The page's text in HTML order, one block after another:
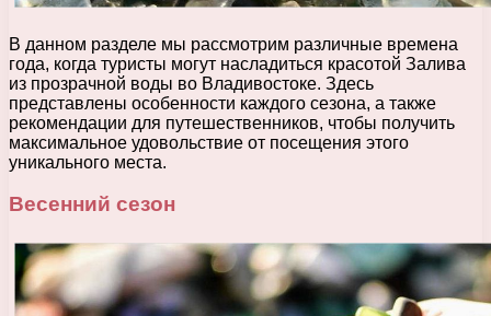
В данном разделе мы рассмотрим различные времена
года, когда туристы могут насладиться красотой Залива
из прозрачной воды во Владивостоке. Здесь
представлены особенности каждого сезона, а также
рекомендации для путешественников, чтобы получить
максимальное удовольствие от посещения этого
уникального места.
Весенний сезон